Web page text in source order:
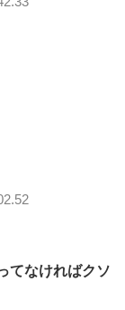
てなければクソ